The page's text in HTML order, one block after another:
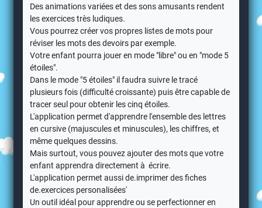
Des animations variées et des sons amusants rendent
les exercices très ludiques.
Vous pourrez créer vos propres listes de mots pour
réviser les mots des devoirs par exemple.
Votre enfant pourra jouer en mode "libre" ou en "mode 5
étoiles".
Dans le mode "5 étoiles" il faudra suivre le tracé
plusieurs fois (difficulté croissante) puis être capable de
tracer seul pour obtenir les cinq étoiles.
L'application permet d'apprendre l'ensemble des lettres
en cursive (majuscules et minuscules), les chiffres, et
même quelques dessins.
Mais surtout, vous pouvez ajouter des mots que votre
enfant apprendra directement à écrire.
L'application permet aussi de.imprimer des fiches
de.exercices personalisées'
Un outil idéal pour apprendre ou se perfectionner en